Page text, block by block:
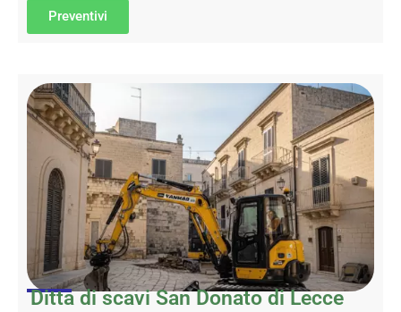
Preventivi
Ditta di scavi San Donato di Lecce